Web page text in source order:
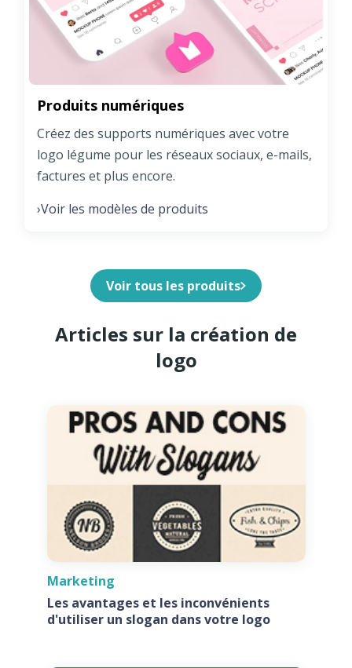
Produits numériques
Créez des supports numériques avec votre
logo légume pour les réseaux sociaux, e-mails,
factures et plus encore.
›Voir les modèles de produits
Voir tous les produits
Articles sur la création de
logo
Marketing
Les avantages et les inconvénients
d'utiliser un slogan dans votre logo